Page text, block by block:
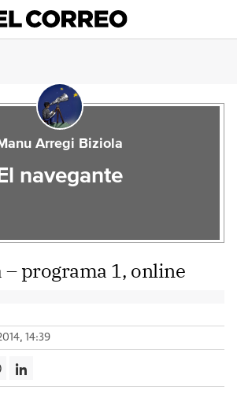
Arregi Biziola
El navegante
– programa 1, online
14:39